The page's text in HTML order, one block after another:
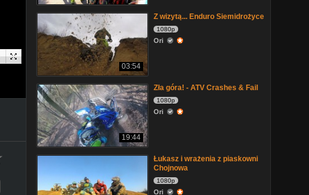
03:54
Z wizytą... Enduro Siemidrożyce
1080p
Ori
19:44
Zła góra! - ATV Crashes & Fail
1080p
Ori
Łukasz i wrażenia z piaskowni
Chojnowa
1080p
Ori